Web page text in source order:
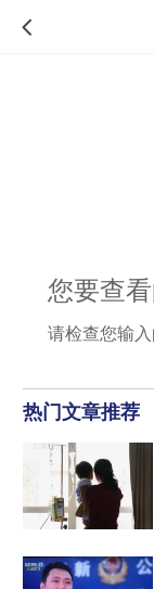
您要查
请检查您输
热门文章推荐